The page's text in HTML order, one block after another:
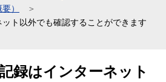
）
ト以外でも確認することができます
録はインターネット